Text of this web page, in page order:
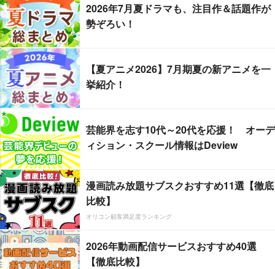
2026年7月夏ドラマも、注目作＆話題作が
勢ぞろい！
【夏アニメ2026】7月期夏の新アニメを一
挙紹介！
芸能界を志す10代～20代を応援！ オーデ
ィション・スクール情報はDeview
漫画読み放題サブスクおすすめ11選【徹底
比較】
オリコン顧客満足度ランキング
2026年動画配信サービスおすすめ40選
【徹底比較】